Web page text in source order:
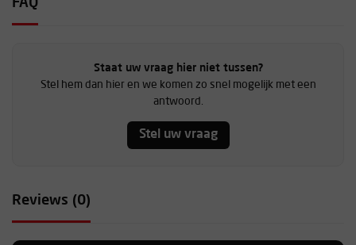
FAQ
Staat uw vraag hier niet tussen?
Stel hem dan hier en we komen zo snel mogelijk met een
antwoord.
Stel uw vraag
Reviews (0)